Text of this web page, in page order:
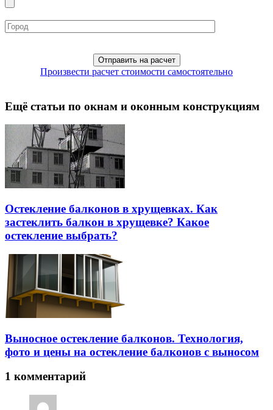
Произвести расчет стоимости самостоятельно
Ещё статьи по окнам и оконным конструкциям
Остекление балконов в хрущевках. Как
застеклить балкон в хрущевке? Какое
остекление выбрать?
Выносное остекление балконов. Технология,
фото и цены на остекление балконов с выносом
1 комментарий